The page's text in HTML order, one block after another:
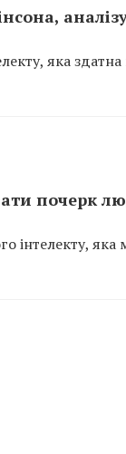
яка
почерк
інтелекту, яка